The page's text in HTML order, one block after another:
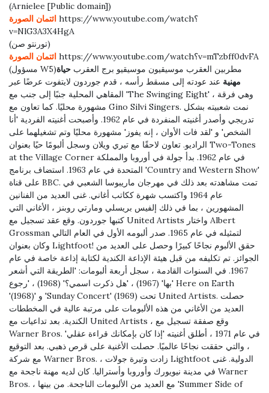
(Arnielee [Public domain])
ائتمان الصورة https://www.youtube.com/watch؟
v=NlG3A3X4HgA
(تورنتو صن)
ائتمان الصورة
https://www.youtube.com/watch؟v=mTzbff0dvFA
(مسؤول W5)مطربين العقرب موسيقيون موسيقيو برج العقرب حياة
مهنية عند عودته إلى مسقط رأسه ، قدم جوردون لايتفوت عرضًا عبر
المقاهي المحلية جنبًا إلى جنب مع 'The Swinging Eight' ، وهي فرقة
مشهورة محليًا. كما تعاون مع Gino Silvi Singers. نمت شعبيته بشكل
تدريجي وأصدر أغنيته المنفردة في عام 1962. وأصبحت أغنيته الفردية 'أنا
الشخص' و 'لقد فات الأوان ، إنه يفوز' مشهورة محليًا وتم تشغيلهما على
الراديو. تعاون لاحقًا مع تيري ويلان وسجل ألبومًا حيًا بعنوان Two-Tones
at the Village Corner في عام 1962. بدأ جولة في أوروبا والمملكة
المتحدة في عام 1963. استضاف برنامج 'Country and Western Show'
على قناة BBC. تمت مشاهدته بعد ذلك في مهرجان ماريبوسا الشعبي في
عام 1964 واكتسب شهرة ككاتب أغاني. غنى العديد من الفنانين
المشهورين ، بما في ذلك إلفيس بريسلي ومارتي روبنز ، الأغاني التي
كتبها جوردون. وقع عقد تسجيل مع United Artists واختار Albert
Grossman لتمثيله في عام 1965. صدر ألبومه الأول في العام التالي
وكان بعنوان Lightfoot! حقق الألبوم نجاحًا كبيرًا وحصل على العديد من
الجوائز. تم تكليفه من قبل هيئة الإذاعة الكندية لكتابة إذاعة خاصة في عام
1967. في السنوات القادمة ، سجل أربعة ألبومات: 'الطريقة التي أشعر
بها' (1967) ، 'هل ذكرت اسمي؟' (1968) ، 'رجوع' Here on Earth
'(1968)' و 'Sunday Concert' (1969) تحت United Artists. حصلت
العديد من الأغاني من هذه الألبومات على مرتبة عالية في المخططات
الكندية. بعد تداعيات مع United Artists ، وقع صفقة تسجيل مع
Warner Bros. في عام 1971 ، أطلق أغنيته 'إذا كان بإمكانك قراءة عقلي'
، والتي حققت نجاحًا عالميًا. حصلت الأغنية على قرص ذهبي. بعد التوقيع
مع شركة Warner Bros. ، زادت وتيرة جولات Lightfoot الدولية. غنى
في مدينة نيويورك وأوروبا وأستراليا. كان لديه مهنة ناجحة مع Warner
Bros. ، مع العديد من الألبومات الناجحة. من بينها 'Summer Side of